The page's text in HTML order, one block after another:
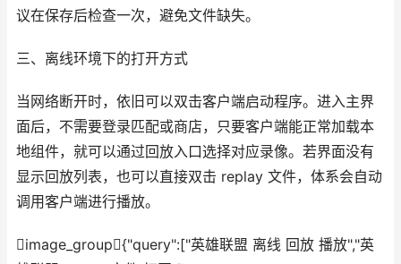
议在保存后检查一次，避免文件缺失。
三、离线环境下的打开方式
当网络断开时，依旧可以双击客户端启动程序。进入主界
面后，不需要登录匹配或商店，只要客户端能正常加载本
地组件，就可以通过回放入口选择对应录像。若界面没有
显示回放列表，也可以直接双击 replay 文件，体系会自动
调用客户端进行播放。
image_group{"query":["英雄联盟 离线 回放 播放","英